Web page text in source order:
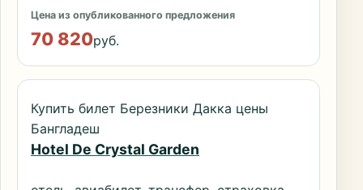
Цена из опубликованного предложения
70 820руб.
Купить билет Березники Дакка цены
Бангладеш
Hotel De Crystal Garden